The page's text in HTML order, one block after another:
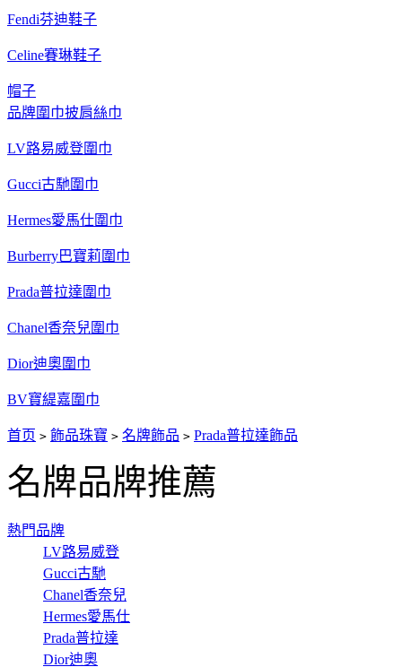
Fendi芬迪鞋子
Celine賽琳鞋子
帽子
品牌圍巾披肩絲巾
LV路易威登圍巾
Gucci古馳圍巾
Hermes愛馬仕圍巾
Burberry巴寶莉圍巾
Prada普拉達圍巾
Chanel香奈兒圍巾
Dior迪奧圍巾
BV寶緹嘉圍巾
首页 > 飾品珠寶 > 名牌飾品 > Prada普拉達飾品
名牌品牌推薦
熱門品牌
LV路易威登
Gucci古馳
Chanel香奈兒
Hermes愛馬仕
Prada普拉達
Dior迪奧